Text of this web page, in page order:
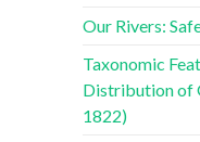
Our Rivers:
Taxonomic
Distribution of
1822)